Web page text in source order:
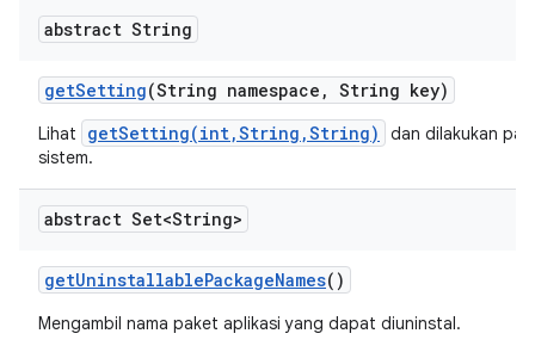
abstract String
getSetting(String namespace , String key)
Lihat getSetting(int,String,String)
dan dilakukan
sistem.
abstract Set<String>
getUninstallablePackageNames()
Mengambil nama paket aplikasi yang dapat diuninstal.